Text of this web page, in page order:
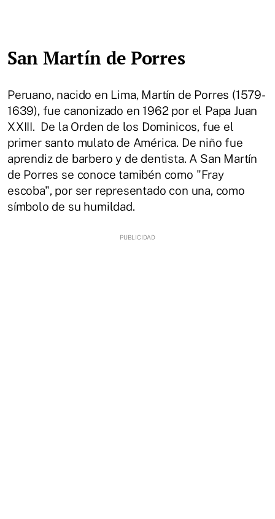
San Martín de Porres
Peruano, nacido en Lima, Martín de Porres (1579-
1639), fue canonizado en 1962 por el Papa Juan
XXIII. De la Orden de los Dominicos, fue el
primer santo mulato de América. De niño fue
aprendiz de barbero y de dentista. A San Martín
de Porres se conoce tamibén como "Fray
escoba", por ser representado con una, como
símbolo de su humildad.